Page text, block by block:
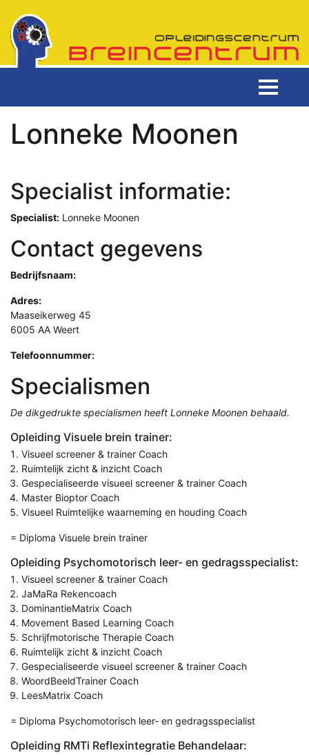
Lonneke Moonen
Specialist informatie:
Specialist: Lonneke Moonen
Contact gegevens
Bedrijfsnaam:
Adres:
Maaseikerweg 45
6005 AA Weert
Telefoonnummer:
Specialismen
De dikgedrukte specialismen heeft Lonneke Moonen behaald.
Opleiding Visuele brein trainer:
Visueel screener & trainer Coach
Ruimtelijk zicht & inzicht Coach
Gespecialiseerde visueel screener & trainer Coach
Master Bioptor Coach
Visueel Ruimtelijke waarneming en houding Coach
= Diploma Visuele brein trainer
Opleiding Psychomotorisch leer- en gedragsspecialist:
Visueel screener & trainer Coach
JaMaRa Rekencoach
DominantieMatrix Coach
Movement Based Learning Coach
Schrijfmotorische Therapie Coach
Ruimtelijk zicht & inzicht Coach
Gespecialiseerde visueel screener & trainer Coach
WoordBeeldTrainer Coach
LeesMatrix Coach
= Diploma Psychomotorisch leer- en gedragsspecialist
Opleiding RMTi Reflexintegratie Behandelaar: